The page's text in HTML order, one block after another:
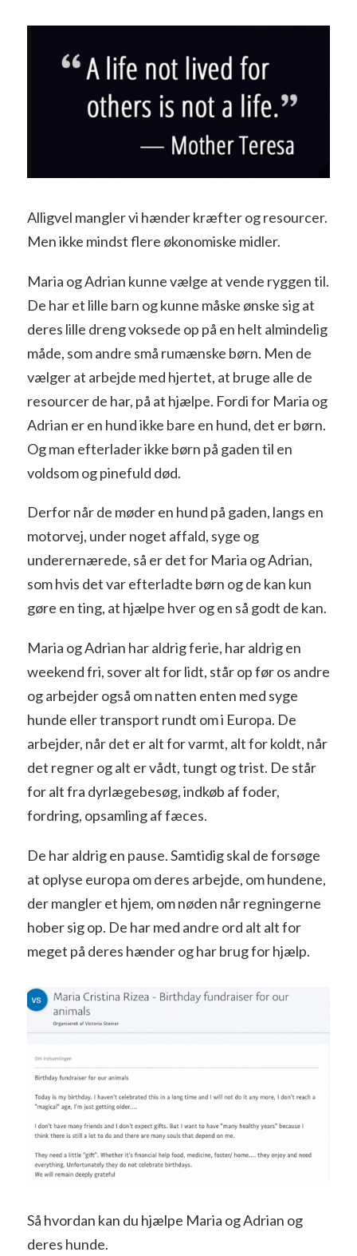
Alligvel mangler vi hænder kræfter og resourcer.
Men ikke mindst flere økonomiske midler.
Maria og Adrian kunne vælge at vende ryggen til.
De har et lille barn og kunne måske ønske sig at
deres lille dreng voksede op på en helt almindelig
måde, som andre små rumænske børn. Men de
vælger at arbejde med hjertet, at bruge alle de
resourcer de har, på at hjælpe. Fordi for Maria og
Adrian er en hund ikke bare en hund, det er børn.
Og man efterlader ikke børn på gaden til en
voldsom og pinefuld død.
Derfor når de møder en hund på gaden, langs en
motorvej, under noget affald, syge og
underernærede, så er det for Maria og Adrian,
som hvis det var efterladte børn og de kan kun
gøre en ting, at hjælpe hver og en så godt de kan.
Maria og Adrian har aldrig ferie, har aldrig en
weekend fri, sover alt for lidt, står op før os andre
og arbejder også om natten enten med syge
hunde eller transport rundt om i Europa. De
arbejder, når det er alt for varmt, alt for koldt, når
det regner og alt er vådt, tungt og trist. De står
for alt fra dyrlægebesøg, indkøb af foder,
fordring, opsamling af fæces.
De har aldrig en pause. Samtidig skal de forsøge
at oplyse europa om deres arbejde, om hundene,
der mangler et hjem, om nøden når regningerne
hober sig op. De har med andre ord alt alt for
meget på deres hænder og har brug for hjælp.
Så hvordan kan du hjælpe Maria og Adrian og
deres hunde.